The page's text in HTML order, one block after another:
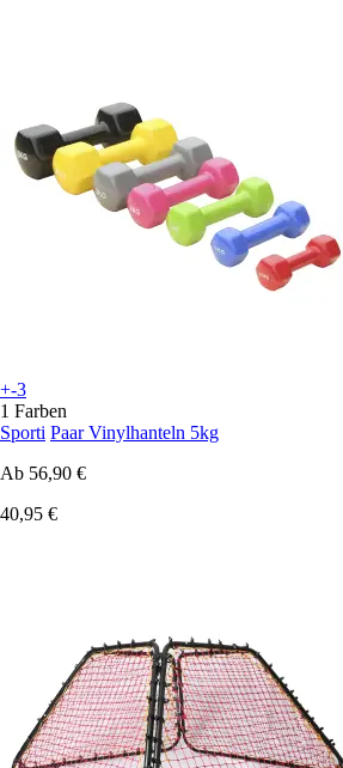
+-3
1 Farben
Sporti Paar Vinylhanteln 5kg
Ab 56,90 €
40,95 €